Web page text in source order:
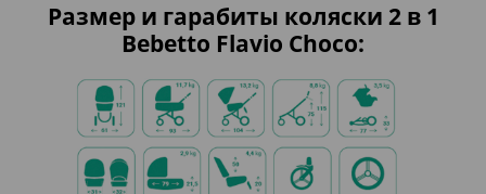
Размер и гарабиты коляски 2 в 1
Bebetto Flavio Choco: